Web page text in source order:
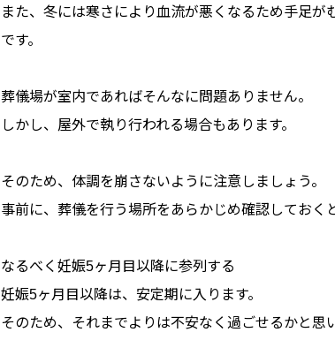
また、冬には寒さにより血流が悪くなるため手足
です。
葬儀場が室内であればそんなに問題ありません。
しかし、屋外で執り行われる場合もあります。
そのため、体調を崩さないように注意しましょう。
事前に、葬儀を行う場所をあらかじめ確認しておく
なるべく妊娠5ヶ月目以降に参列する
妊娠5ヶ月目以降は、安定期に入ります。
そのため、それまでよりは不安なく過ごせるかと思